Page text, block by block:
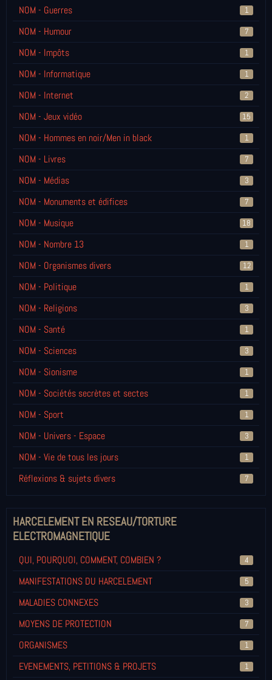
NOM - Guerres 1
NOM - Humour 7
NOM - Impôts 1
NOM - Informatique 1
NOM - Internet 2
NOM - Jeux vidéo 15
NOM - Hommes en noir/Men in black 1
NOM - Livres 7
NOM - Médias 3
NOM - Monuments et édifices 7
NOM - Musique 18
NOM - Nombre 13 1
NOM - Organismes divers 12
NOM - Politique 1
NOM - Religions 3
NOM - Santé 1
NOM - Sciences 3
NOM - Sionisme 1
NOM - Sociétés secrètes et sectes 1
NOM - Sport 1
NOM - Univers - Espace 3
NOM - Vie de tous les jours 1
Réflexions & sujets divers 7
HARCELEMENT EN RESEAU/TORTURE
ELECTROMAGNETIQUE
QUI, POURQUOI, COMMENT, COMBIEN ? 4
MANIFESTATIONS DU HARCELEMENT 5
MALADIES CONNEXES 3
MOYENS DE PROTECTION 7
ORGANISMES 1
EVENEMENTS, PETITIONS & PROJETS 1